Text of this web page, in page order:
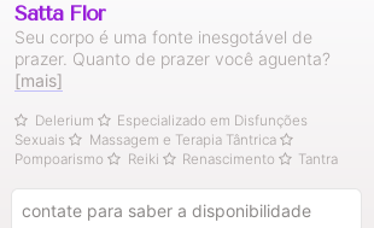
Satta Flor
Seu corpo é uma fonte inesgotável de
prazer. Quanto de prazer você aguenta?
[mais]
Delerium
Especializado em Disfunções
Sexuais
Massagem e Terapia Tântrica
Pompoarismo
Reiki Renascimento Tantra
contate para saber a disponibilidade